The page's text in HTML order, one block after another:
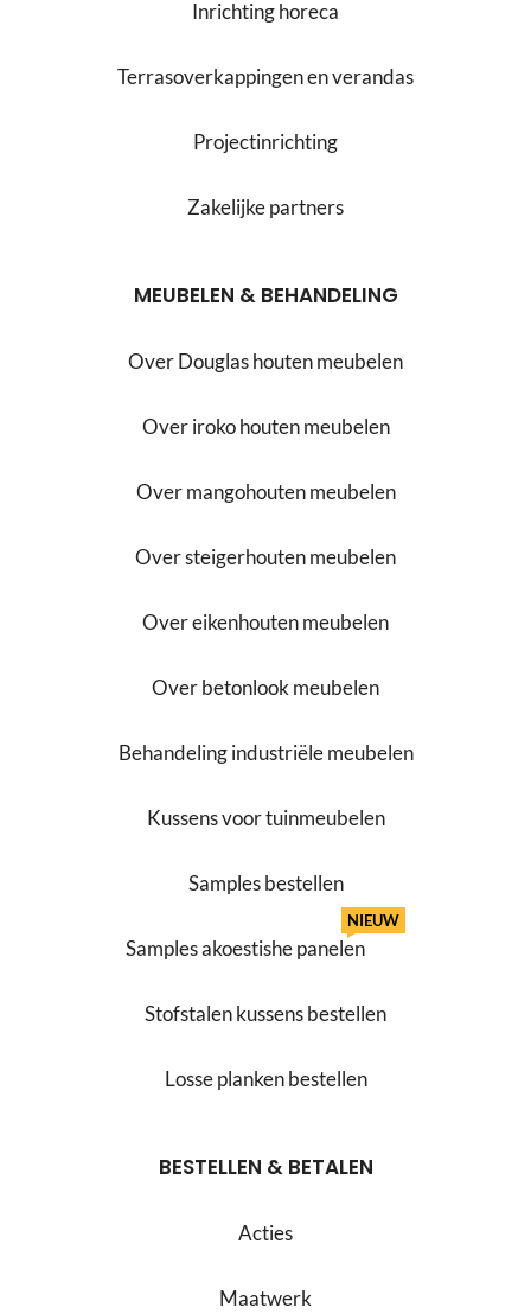
Inrichting horeca
Terrasoverkappingen en verandas
Projectinrichting
Zakelijke partners
MEUBELEN & BEHANDELING
Over Douglas houten meubelen
Over iroko houten meubelen
Over mangohouten meubelen
Over steigerhouten meubelen
Over eikenhouten meubelen
Over betonlook meubelen
Behandeling industriële meubelen
Kussens voor tuinmeubelen
Samples bestellen
Samples akoestishe panelen
NIEUW
Stofstalen kussens bestellen
Losse planken bestellen
BESTELLEN & BETALEN
Acties
Maatwerk